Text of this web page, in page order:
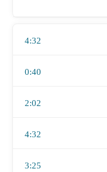
4:32
0:40
2:02
4:32
3:25